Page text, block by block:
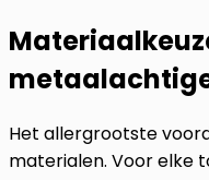
Het allergrootste
materialen. Voor elke